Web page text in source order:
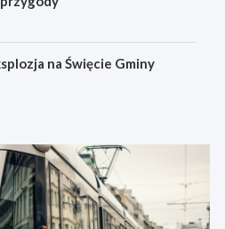
na Święcie Gminy